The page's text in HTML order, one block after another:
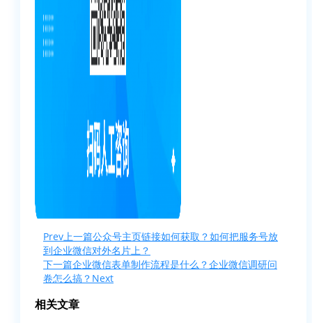
Prev上一篇公众号主页链接如何获取？如何把服务号放
到企业微信对外名片上？
下一篇企业微信表单制作流程是什么？企业微信调研问
卷怎么搞？ Next
相关文章